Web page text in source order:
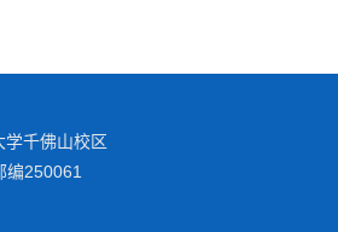
千佛山校区
编250061